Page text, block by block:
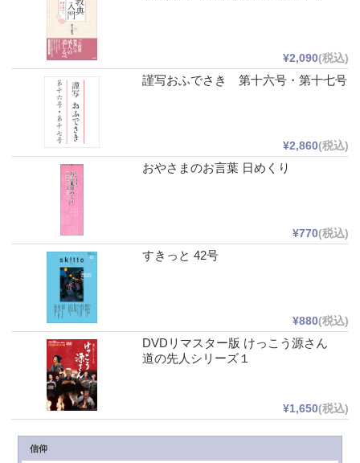
¥2,090(税込)
謹写おふでさき 第十六号・第十七号
¥2,860(税込)
おやさまのお言葉 日めくり
¥770(税込)
すきっと 42号
¥880(税込)
DVDリマスター版 けっこう源さん
道の先人シリーズ１
¥1,650(税込)
信仰